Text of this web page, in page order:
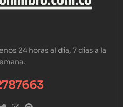
24 horas al día, 7 días a la